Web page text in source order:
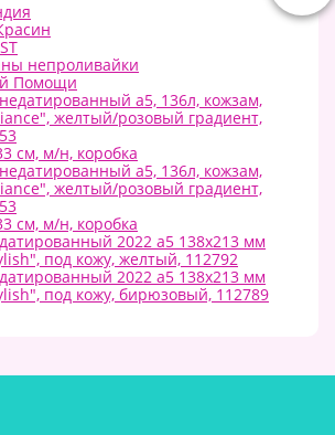
непроливайки
Помощи
a5, 136л, кожзам,
желтый/розовый градиент,
см, м/н, коробка
a5, 136л, кожзам,
желтый/розовый градиент,
см, м/н, коробка
2022 а5 138x213 мм
под кожу, желтый, 112792
2022 а5 138x213 мм
под кожу, бирюзовый, 112789